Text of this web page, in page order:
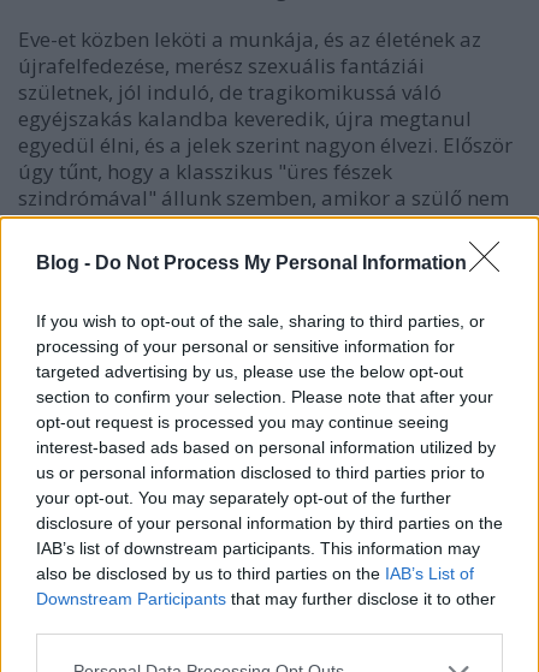
Blog - Do Not Process My Personal Information
If you wish to opt-out of the sale, sharing to third parties, or
processing of your personal or sensitive information for
targeted advertising by us, please use the below opt-out
section to confirm your selection. Please note that after your
opt-out request is processed you may continue seeing
interest-based ads based on personal information utilized by
us or personal information disclosed to third parties prior to
your opt-out. You may separately opt-out of the further
disclosure of your personal information by third parties on the
IAB’s list of downstream participants. This information may
also be disclosed by us to third parties on the IAB’s List of
Downstream Participants that may further disclose it to other
Please note that this website/app uses one or more Google
Eve-et közben leköti a munkája, és az életének az
újrafelfedezése, merész szexuális fantáziái
születnek, jól induló, de tragikomikussá váló
egyéjszakás kalandba keveredik, újra megtanul
egyedül élni, és a jelek szerint nagyon élvezi. Először
úgy tűnt, hogy a klasszikus "üres fészek
szindrómával" állunk szemben, amikor a szülő nem
képes elengedni a lassacskán felnövő gyerekét, és
nélküle üressé válik az élete - de szó sincs erről. Eve
nagyon is tud mit kezdeni - néhány magányos este
szabadságával. Egyelőre csak a fantáziáival és
vágyaival nem tud mit kezdeni, de ami késik, nem
múlik. A csoport tagjai is érdekesre, szimpatikusra
sikerültek, különösen az ifjú Julian, akivel Eve
közelebbi kapcsolatba kerül. Közben pedig
megismerjük Brendan aranyos, de kicsit fura,
merész új barátnő-jelöltjét is...